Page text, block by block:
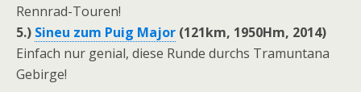
Rennrad-Touren!
5.) Sineu zum Puig Major (121km, 1950Hm, 2014)
Einfach nur genial, diese Runde durchs Tramuntana
Gebirge!